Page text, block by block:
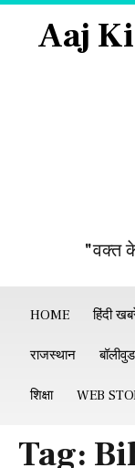
Aaj
"वक्त
HOME हिंदी
राजस्थान बॉलीवुड
शिक्षा WEB
Tag: